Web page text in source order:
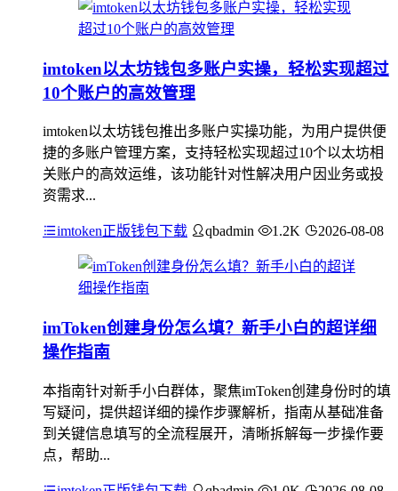
imtoken以太坊钱包多账户实操，轻松实现超过
10个账户的高效管理
imtoken以太坊钱包推出多账户实操功能，为用户提供便
捷的多账户管理方案，支持轻松实现超过10个以太坊相
关账户的高效运维，该功能针对性解决用户因业务或投
资需求...
imtoken正版钱包下载 qbadmin 1.2K 2026-08-08
imToken创建身份怎么填？新手小白的超详细
操作指南
本指南针对新手小白群体，聚焦imToken创建身份时的填
写疑问，提供超详细的操作步骤解析，指南从基础准备
到关键信息填写的全流程展开，清晰拆解每一步操作要
点，帮助...